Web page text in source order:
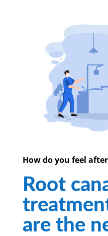
How do you feel
Root
are the